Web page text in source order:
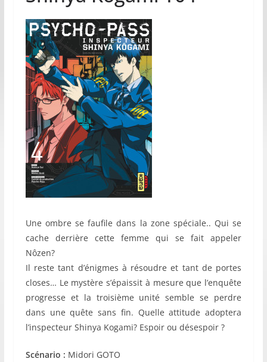
Une ombre se faufile dans la zone spéciale.. Qui se
cache derrière cette femme qui se fait appeler
Nôzen?
Il reste tant d’énigmes à résoudre et tant de portes
closes… Le mystère s’épaissit à mesure que l’enquête
progresse et la troisième unité semble se perdre
dans une quête sans fin. Quelle attitude adoptera
l’inspecteur Shinya Kogami? Espoir ou désespoir ?
Scénario : Midori GOTO